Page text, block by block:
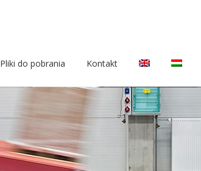
Pliki do pobrania Kontakt